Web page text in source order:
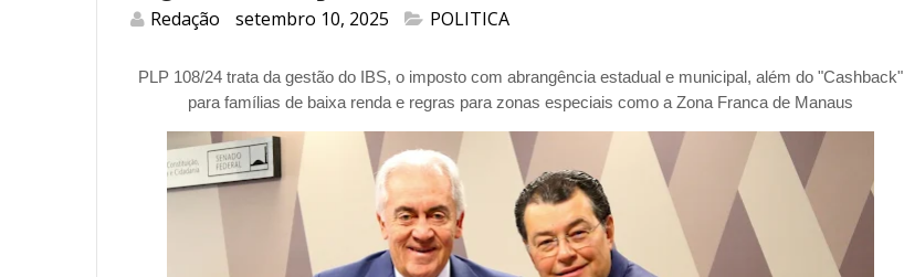
Redação setembro 10, 2025 POLITICA
PLP 108/24 trata da gestão do IBS, o imposto com abrangência estadual e municipal, além do "Cashback"
para famílias de baixa renda e regras para zonas especiais como a Zona Franca de Manaus